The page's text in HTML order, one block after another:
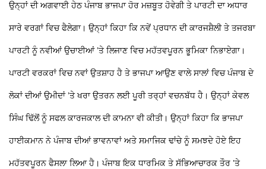
ਉਨ੍ਹਾਂ ਦੀ ਅਗਵਾਈ ਹੇਠ ਪੰਜਾਬ ਭਾਜਪਾ ਹੋਰ ਮਜ਼ਬੂਤ ਹੋਵੇਗੀ ਤੇ ਪਾਰਟੀ ਦਾ ਅਧਾਰ
ਸਾਰੇ ਵਰਗਾਂ ਵਿਚ ਫੈਲੇਗਾ। ਉਨ੍ਹਾਂ ਕਿਹਾ ਕਿ ਨਵੇਂ ਪ੍ਰਧਾਨ ਦੀ ਕਾਰਜਸ਼ੈਲੀ ਤੇ ਤਜਰਬਾ
ਪਾਰਟੀ ਨੂੰ ਨਵੀਆਂ ਉਚਾਈਆਂ ’ਤੇ ਲਿਜਾਣ ਵਿਚ ਮਹੱਤਵਪੂਰਨ ਭੂਮਿਕਾ ਨਿਭਾਏਗਾ।
ਪਾਰਟੀ ਵਰਕਰਾਂ ਵਿਚ ਨਵਾਂ ਉਤਸ਼ਾਹ ਹੈ ਤੇ ਭਾਜਪਾ ਆਉਣ ਵਾਲੇ ਸਾਲਾਂ ਵਿਚ ਪੰਜਾਬ ਦੇ
ਲੋਕਾਂ ਦੀਆਂ ਉਮੀਦਾਂ ’ਤੇ ਖਰਾ ਉਤਰਨ ਲਈ ਪੂਰੀ ਤਰ੍ਹਾਂ ਵਚਨਬੱਧ ਹੈ। ਉਨ੍ਹਾਂ ਕੇਵਲ
ਸਿੰਘ ਢਿੱਲੋਂ ਨੂੰ ਸਫਲ ਕਾਰਜਕਾਲ ਦੀ ਕਾਮਨਾ ਵੀ ਕੀਤੀ। ਉਨ੍ਹਾਂ ਕਿਹਾ ਕਿ ਭਾਜਪਾ
ਹਾਈਕਮਾਨ ਨੇ ਪੰਜਾਬ ਦੀਆਂ ਭਾਵਨਾਵਾਂ ਅਤੇ ਸਮਾਜਿਕ ਢਾਂਚੇ ਨੂੰ ਸਮਝਦੇ ਹੋਏ ਇਹ
ਮਹੱਤਵਪੂਰਨ ਫੈਸਲਾ ਲਿਆ ਹੈ। ਪੰਜਾਬ ਇਕ ਧਾਰਮਿਕ ਤੇ ਸੱਭਿਆਚਾਰਕ ਤੌਰ ’ਤੇ